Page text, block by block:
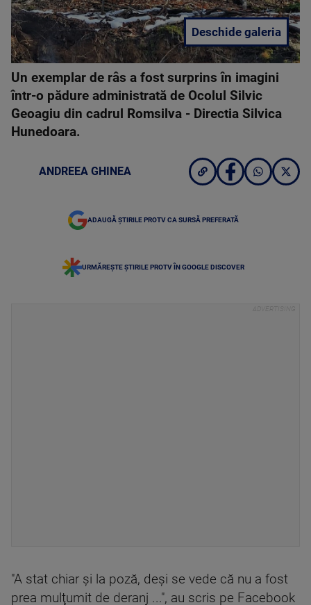
Deschide galeria
Un exemplar de râs a fost surprins în imagini
într-o pădure administrată de Ocolul Silvic
Geoagiu din cadrul Romsilva - Directia Silvica
Hunedoara.
ANDREEA GHINEA
ADAUGĂ ȘTIRILE PROTV CA SURSĂ PREFERATĂ
URMĂREȘTE ȘTIRILE PROTV ÎN GOOGLE DISCOVER
"A stat chiar şi la poză, deşi se vede că nu a fost
prea mulţumit de deranj ...", au scris pe Facebook